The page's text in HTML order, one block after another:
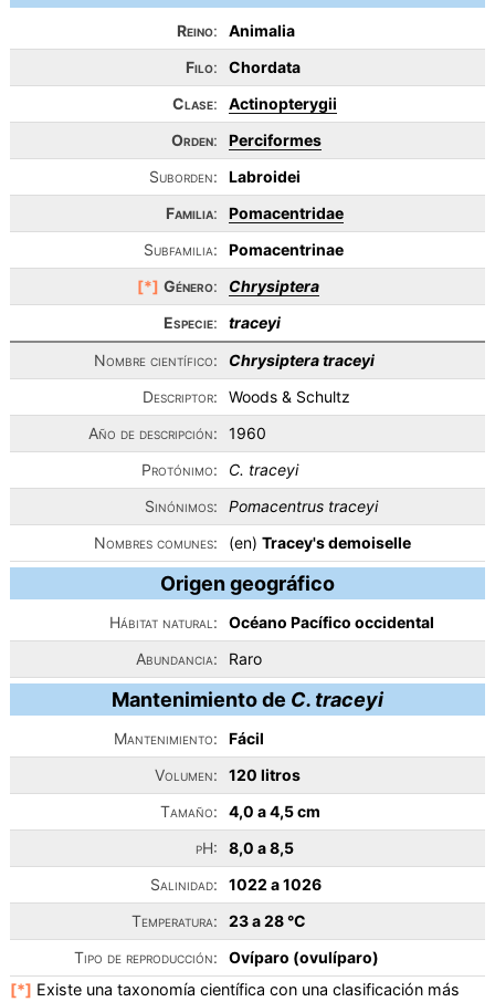
Reino:
Animalia
Filo:
Chordata
Clase:
Actinopterygii
Orden:
Perciformes
Suborden:
Labroidei
Familia:
Pomacentridae
Subfamilia:
Pomacentrinae
[*] Género:
Chrysiptera
Especie:
traceyi
Nombre científico:
Chrysiptera traceyi
Descriptor:
Woods & Schultz
Año de descripción:
1960
Protónimo:
C. traceyi
Sinónimos:
Pomacentrus traceyi
Nombres comunes:
(en) Tracey's demoiselle
Origen geográfico
Hábitat natural:
Océano Pacífico occidental
Abundancia:
Raro
Mantenimiento de C. traceyi
Mantenimiento:
Fácil
Volumen:
120 litros
Tamaño:
4,0 a 4,5 cm
pH:
8,0 a 8,5
Salinidad:
1022 a 1026
Temperatura:
23 a 28 °C
Tipo de reproducción:
Ovíparo (ovulíparo)
[*] Existe una taxonomía científica con una clasificación más